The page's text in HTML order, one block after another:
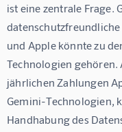
ist eine zentrale Frage.
und Apple könnte zu
Technologien
jährlichen Zahlungen
Gemini-Technologien,
Handhabung des